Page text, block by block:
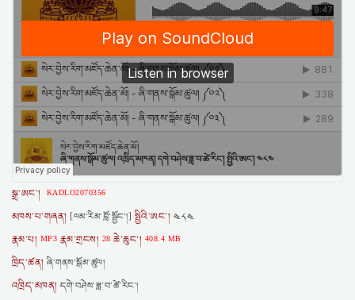
སྒྲ་ཨང་། KADLO2070356
མཁས་པ་གཞན། [ལམ་རིམ་བློ་སྦྱོང་།] སྤྱིའི་ཨང་། ༤༨༤
རྣམ་པ། MP3 རྣམ་གྲངས། 28 ཆེ་ཆུང་། 408.4 MB
ཁྲིད་ཚན། ཞི་གནས་སྒོམ་ཚུལ།
འཁྲིད་མཁན། དགེ་བཤེས་ཟླ་བ་ཚེ་རིང་།